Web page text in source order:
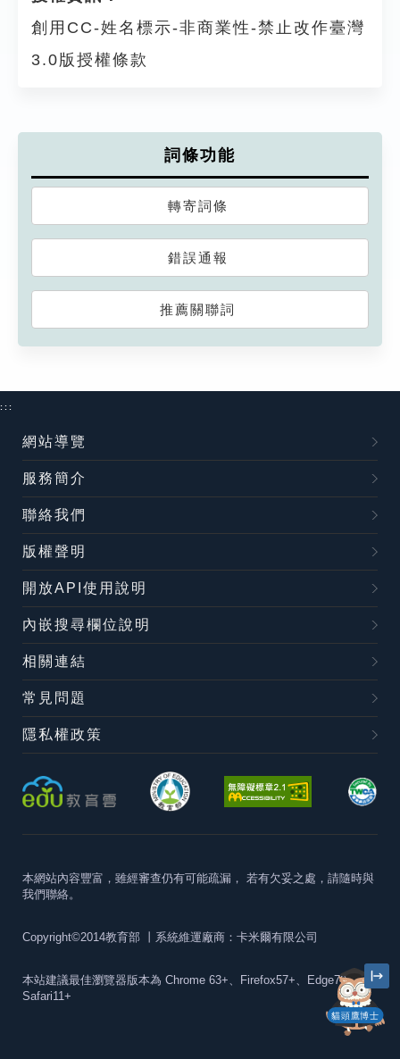
創用CC-姓名標示-非商業性-禁止改作臺灣
3.0版授權條款
詞條功能
轉寄詞條
錯誤通報
推薦關聯詞
貓頭鷹博士
:::
網站導覽
服務簡介
聯絡我們
版權聲明
開放API使用說明
內嵌搜尋欄位說明
相關連結
常見問題
隱私權政策
本網站內容豐富，雖經審查仍有可能疏漏， 若有欠妥之處，請隨時與
我們聯絡。
Copyright©2014教育部 丨系統維運廠商：卡米爾有限公司
本站建議最佳瀏覽器版本為 Chrome 63+、Firefox57+、Edge79+及
Safari11+